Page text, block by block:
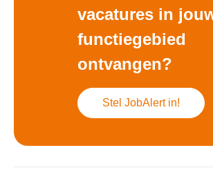
vacatures in
functiegebied
ontvangen?
Stel JobAlert in!